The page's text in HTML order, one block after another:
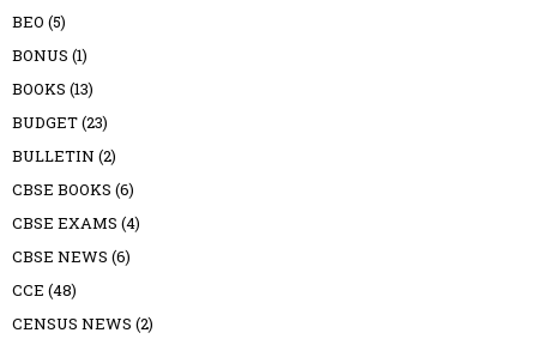
BEO (5)
BONUS (1)
BOOKS (13)
BUDGET(23)
BULLETIN (2)
CBSE BOOKS (6)
CBSE EXAMS (4)
CBSE NEWS (6)
CCE (48)
CENSUS NEWS (2)